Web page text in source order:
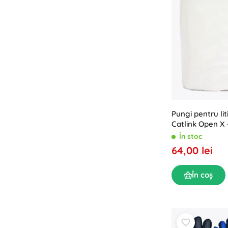
Pungi pentru
Catlink Open X
În stoc
64,00 lei
În coș